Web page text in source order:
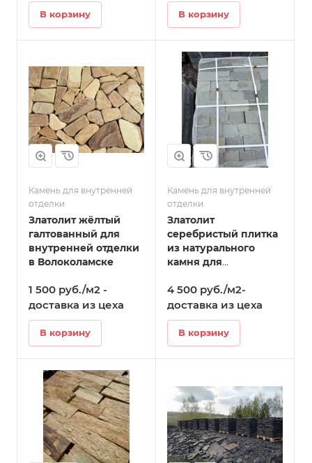
В корзину В корзину
Камень для внутренней
отделки
Златолит жёлтый
галтованный для
внутренней отделки
в Волоколамске
1 500 руб./м2 -
доставка из цеха
В корзину
Камень для внутренней
отделки
Златолит
серебристый плитка
из натурального
камня для
в Волоколамске
4 500 руб./м2-
доставка из цеха
В корзину